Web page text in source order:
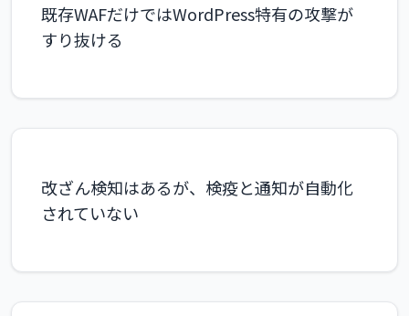
既存WAFだけではWordPress特有の攻撃が
すり抜ける
改ざん検知はあるが、検疫と通知が自動化
されていない